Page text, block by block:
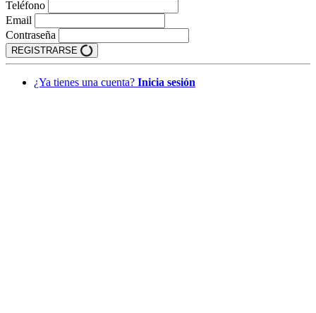
Teléfono
Email
Contraseña
REGISTRARSE
¿Ya tienes una cuenta? Inicia sesión